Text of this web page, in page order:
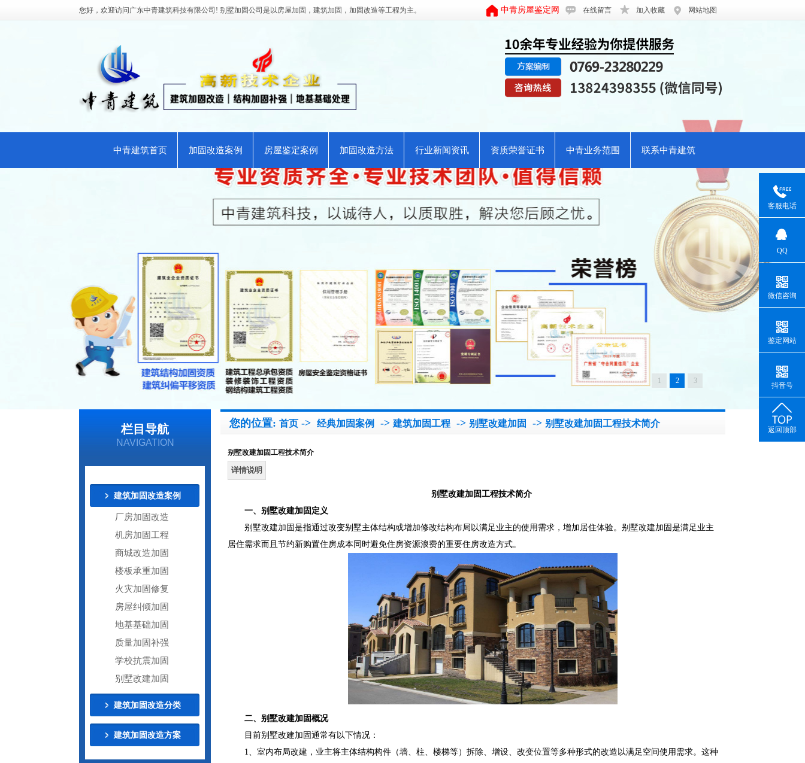
您好，欢迎访问广东中青建筑科技有限公司! 别墅加固公司是以房屋加固 ， 建筑加固 ， 加固改造等工程为主。 中青房屋鉴定网 在线留言 加入收藏 网站地图
1 2 3
中青建筑首页 加固改造案例 房屋鉴定案例 加固改造方法 行业新闻资讯 资质荣誉证书 中青业务范围 联系中青建筑
栏目导航
NAVIGATION
建筑加固改造案例
厂房加固改造
机房加固工程
商城改造加固
楼板承重加固
火灾加固修复
房屋纠倾加固
地基基础加固
质量加固补强
学校抗震加固
别墅改建加固
建筑加固改造分类
建筑加固改造方案
您的位置: 首页-> 经典加固案例 -> 建筑加固工程-> 别墅改建加固 -> 别墅改建加固工程技术简介
别墅改建加固工程技术简介
详情说明
别墅改建加固工程技术简介
一、别墅改建加固定义
别墅改建加固是指通过改变别墅主体结构或增加修改结构布局以满足业主的使用需求，增加居住体验。别墅改建加固是满足业主
居住需求而且节约新购置住房成本同时避免住房资源浪费的重要住房改造方式。
二、别墅改建加固概况
目前别墅改建加固通常有以下情况：
1、室内布局改建，业主将主体结构构件（墙、柱、楼梯等）拆除、增设、改变位置等多种形式的改造以满足空间使用需求。这种
客服电话
QQ
微信咨询
鉴定网站
抖音号
返回顶部